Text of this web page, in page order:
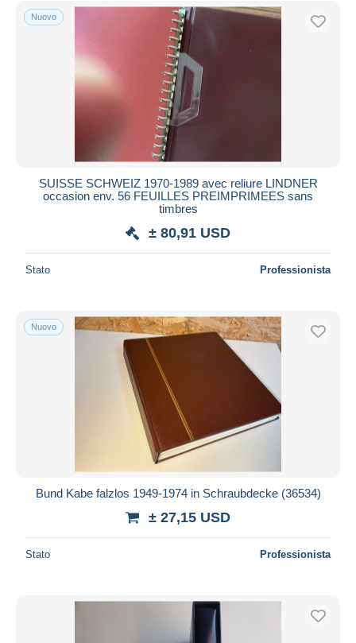
Nuovo
SUISSE SCHWEIZ 1970-1989 avec reliure LINDNER
occasion env. 56 FEUILLES PREIMPRIMEES sans
timbres
± 80,91 USD
Stato Professionista
Nuovo
Bund Kabe falzlos 1949-1974 in Schraubdecke (36534)
± 27,15 USD
Stato Professionista